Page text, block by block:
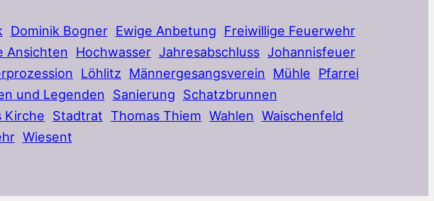
Dominik Bogner Ewige Anbetung Freiwillige Feuerwehr
Ansichten Hochwasser Jahresabschluss Johannisfeuer
Löhlitz Männergesangsverein Mühle Pfarrei
und Legenden Sanierung Schatzbrunnen
Kirche Stadtrat Thomas Thiem Wahlen Waischenfeld
Wiesent